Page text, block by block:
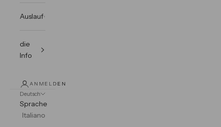
Auslauf
die
Info
ANMELDEN
Deutsch
Sprache
Italiano